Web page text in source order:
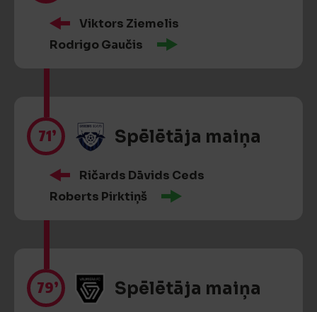
Viktors Ziemelis
Rodrigo Gaučis
71’ Spēlētāja maiņa
Ričards Dāvids Ceds
Roberts Pirktiņš
79’ Spēlētāja maiņa